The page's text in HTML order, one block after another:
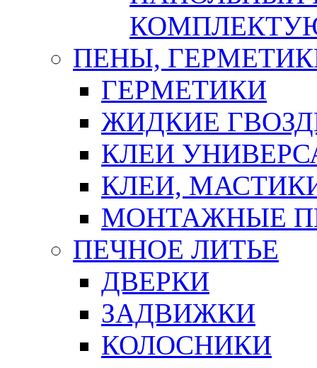
ПЕНЫ,
ГЕРМЕТИКИ
ЖИДКИЕ
КЛЕИ
КЛЕИ,
МОНТАЖНЫЕ
ПЕЧНОЕ ЛИТЬЕ
ДВЕРКИ
ЗАДВИЖКИ
КОЛОСНИКИ